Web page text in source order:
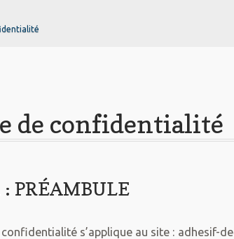
de confidentialité
PRÉAMBULE
s’applique au site : adhesif-